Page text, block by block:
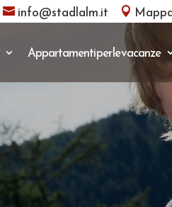
info@stadlalm.it
Appartamenti per le vacanze